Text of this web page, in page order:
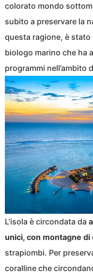
colorato mondo
subito a preservare la
questa ragione, è
biologo marino che ha
programmi nell’ambito
L’isola è circondata da
unici, con montagne
strapiombi. Per
coralline che